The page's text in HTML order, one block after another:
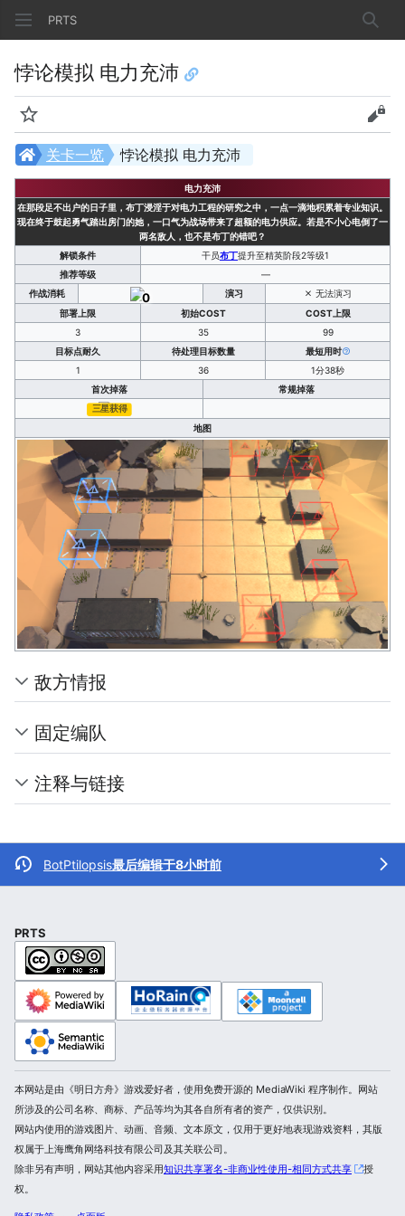
PRTS 搜索
悖论模拟 电力充沛
监视 查看
悖论模拟 电力充沛
关卡一览
电力充沛
在那段足不出户的日子里，布丁浸淫于对电力工程的研究之中，一点一滴地积累着专业知识。
现在终于鼓起勇气踏出房门的她，一口气为战场带来了超额的电力供应。若是不小心电倒了一
两名敌人，也不是布丁的错吧？
解锁条件
干员布丁提升至精英阶段2等级1
推荐等级
—
作战消耗
0 演习
无法演习
部署上限
初始COST
COST上限
3
35
99
目标点耐久
待处理目标数量
最短用时
1
36
1分38秒
首次掉落
常规掉落
三星获得
地图
敌方情报
固定编队
注释与链接
BotPtilopsis最后编辑于8小时前
PRTS
本网站是由《明日方舟》游戏爱好者，使用免费开源的 MediaWiki 程序制作。网站
所涉及的公司名称、商标、产品等均为其各自所有者的资产，仅供识别。
网站内使用的游戏图片、动画、音频、文本原文，仅用于更好地表现游戏资料，其版
权属于上海鹰角网络科技有限公司及其关联公司。
除非另有声明，网站其他内容采用知识共享署名-非商业性使用-相同方式共享
授
权。